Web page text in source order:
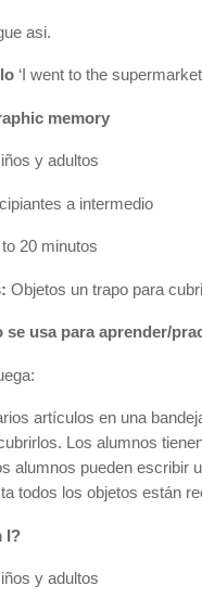
asi.
‘I went to the
memory
y adultos
a intermedio
to 20 minutos
Objetos un trapo para
se usa para aprender/
artículos en una
Los alumnos
alumnos pueden escribir
todos los objetos están
I?
y adultos